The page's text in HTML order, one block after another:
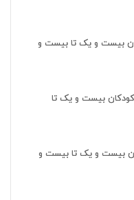
بیست و یک تا بیست و
کودکان بیست و یک تا
بیست و یک تا بیست و